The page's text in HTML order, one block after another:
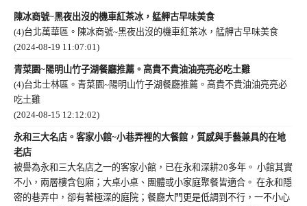
陳冰商號~黑夜出沒的機車紅茶冰，艋舺古早味美食
(4)台北萬華區。陳冰商號~黑夜出沒的機車紅茶冰，艋舺古早味美食
(2024-08-19 11:07:01)
青菜園~陽明山竹子湖餐廳推薦。高貴不貴油油亮亮必吃土雞
(4)台北士林區。青菜園~陽明山竹子湖餐廳推薦。高貴不貴油油亮亮必
吃土雞
(2024-08-15 12:12:02)
永和三大名店。客家小館~小巷弄裡的大餐館，質感與手藝兼具的在地
老店
被譽為永和三大名店之一的客家小館，已在永和深耕20多年。 小館其實
不小，兩層樓含包廂；大桌小桌、團體或小家庭聚餐皆適合。 在永和隱
密的巷弄中，卻有著極深的庭院；餐廳大門更是低調到不行，一不小心